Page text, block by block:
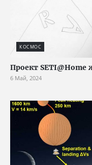
КОСМОС
Проект SETI@Home
6 Май, 2024